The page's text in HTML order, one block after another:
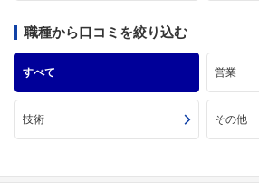
職種から口コミを絞り込む
すべて 営業
技術 その他